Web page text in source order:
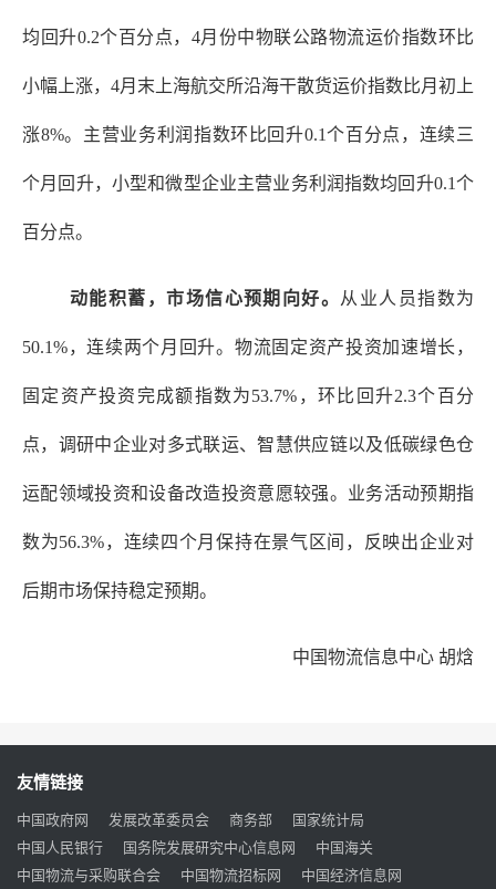
均回升0.2个百分点，4月份中物联公路物流运价指数环比
小幅上涨，4月末上海航交所沿海干散货运价指数比月初上
涨8%。主营业务利润指数环比回升0.1个百分点，连续三
个月回升，小型和微型企业主营业务利润指数均回升0.1个
百分点。
动能积蓄 ，市场信心预期向好。 从业人员指数为
50.1%，连续两个月回升。物流固定资产投资加速增长，
固定资产投资完成额指数为53.7%，环比回升2.3个百分
点，调研中企业对多式联运、智慧供应链以及低碳绿色仓
运配领域投资和设备改造投资意愿较强。业务活动预期指
数为56.3%，连续四个月保持在景气区间，反映出企业对
后期市场保持稳定预期。
中国物流信息中心 胡焓
友情链接
中国政府网 发展改革委员会 商务部
国家统计局
中国人民银行
国务院发展研究中心信息网
中国海关
中国物流与采购联合会
中国物流招标网 中国经济信息网